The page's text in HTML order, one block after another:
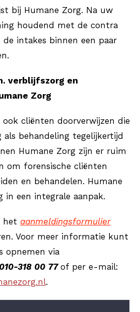
bij Humane Zorg. Na uw
houdend met de contra
intakes binnen een paar
verblijfszorg en
Zorg
ook cliënten doorverwijzen die
als behandeling tegelijkertijd
Humane Zorg zijn er ruim
om forensische cliënten
en behandelen. Humane
in een integrale aanpak.
het aanmeldingsformulier
Voor meer informatie kunt
opnemen via
010-318 00 77 of per e-mail:
.